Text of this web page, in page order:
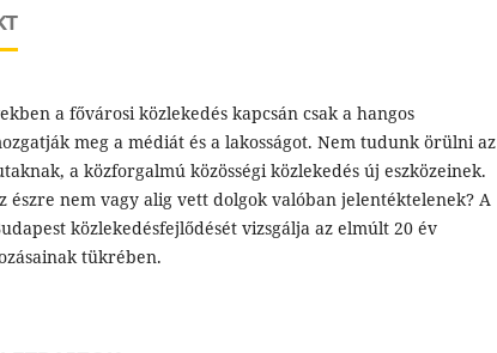
a fővárosi közlekedés kapcsán csak a hangos
meg a médiát és a lakosságot. Nem tudunk örülni az
a közforgalmú közösségi közlekedés új eszközeinek.
észre nem vagy alig vett dolgok valóban jelentéktelenek? A
közlekedésfejlődését vizsgálja az elmúlt 20 év
tükrében.